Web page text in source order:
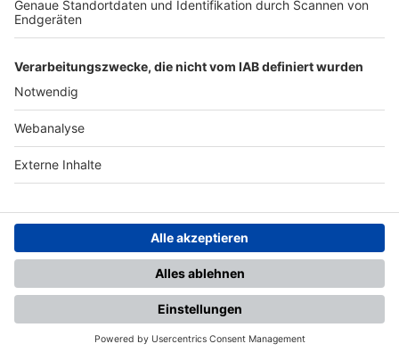
Nutzungsbedingungen Datenschutz Impressum